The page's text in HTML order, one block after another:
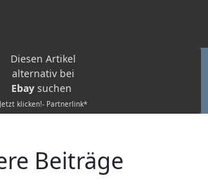
Diesen Artikel
alternativ bei
Ebay suchen
Jetzt klicken!- Partnerlink*
Beiträge